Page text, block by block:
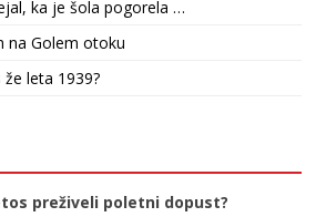
ka je šola pogorela …
na Golem otoku
leta 1939?
preživeli poletni dopust?